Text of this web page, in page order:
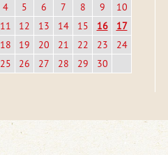
4
5 6 7 8 9
10
11
12 13 14 15 16
17
18
19 20 21 22 23
24
25
26 27 28 29 30